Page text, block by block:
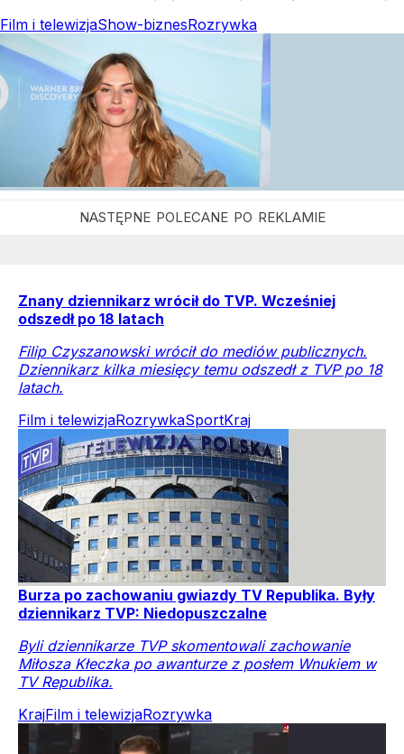
Film i telewizjaShow-biznesRozrywka
Znany dziennikarz wrócił do TVP. Wcześniej
odszedł po 18 latach
Filip Czyszanowski wrócił do mediów publicznych.
Dziennikarz kilka miesięcy temu odszedł z TVP po 18
latach.
Film i telewizjaRozrywkaSportKraj
Burza po zachowaniu gwiazdy TV Republika. Były
dziennikarz TVP: Niedopuszczalne
Byli dziennikarze TVP skomentowali zachowanie
Miłosza Kłeczka po awanturze z posłem Wnukiem w
TV Republika.
KrajFilm i telewizjaRozrywka